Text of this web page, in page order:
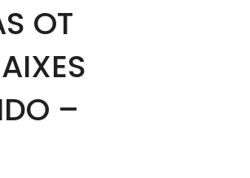
OT
–